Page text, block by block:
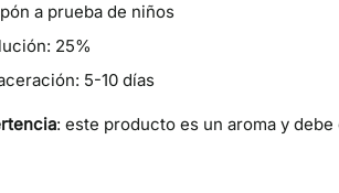
a prueba de niños
25%
5-10 días
: este producto es un aroma y